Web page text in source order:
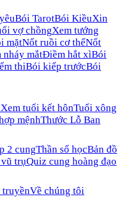
Bói TarotBói KiềuXin
vợ chồngXem tướng
mặtNốt ruồi cơ thểNốt
nháy mắtĐiềm hắt xìBói
thiBói kiếp trướcBói
Xem tuổi kết hônTuổi xông
mệnhThước Lỗ Ban
2 cungThần số họcBản đồ
trụQuiz cung hoàng đạo
truyềnVề chúng tôi